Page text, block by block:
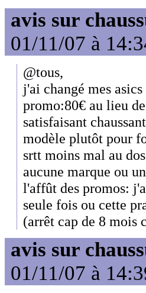
avis sur
01/11/07 à
@tous,
j'ai changé mes
promo:80€ au lieu
satisfaisant
modèle plutôt pour
srtt moins mal au
aucune marque ou
l'affût des promos:
seule fois ou cette
(arrêt cap de 8 mois
avis sur
01/11/07 à